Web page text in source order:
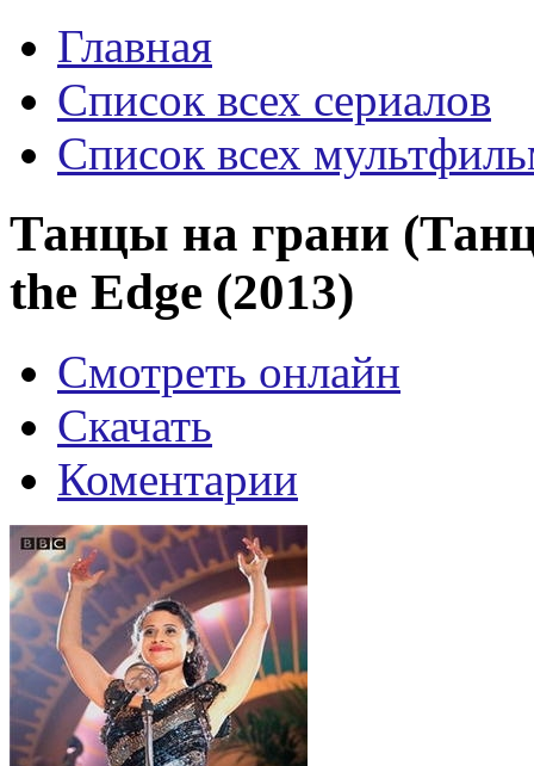
Главная
Список всех сериалов
Список всех
Танцы на грани
the Edge (2013)
Смотреть онлайн
Скачать
Коментарии